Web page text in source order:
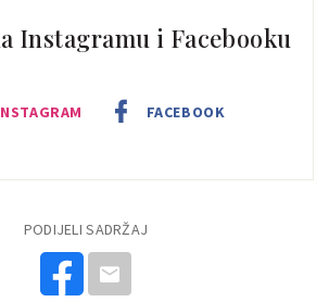
Instagramu i Facebooku
FACEBOOK
PODIJELI SADRŽAJ